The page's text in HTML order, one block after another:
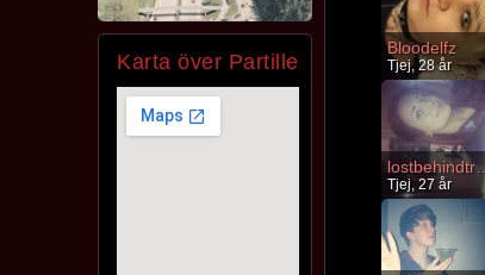
Karta över Partille
Bloodelfz
Tjej, 28 år
Tjej, 27 år